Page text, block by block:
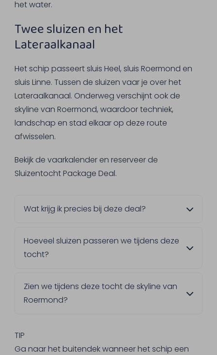
het water.
Twee sluizen en het
Lateraalkanaal
Het schip passeert sluis Heel, sluis Roermond en
sluis Linne. Tussen de sluizen vaar je over het
Lateraalkanaal. Onderweg verschijnt ook de
skyline van Roermond, waardoor techniek,
landschap en stad elkaar op deze route
afwisselen.
Bekijk de vaarkalender en reserveer de
Sluizentocht Package Deal.
Wat krijg ik precies bij deze deal?
broodje kroket, en de keuze tussen
Limburgse vlaai of bittergarnituur. Ook koffie
consumpties naar keuze, horen erbij.
Hoeveel sluizen passeren we tijdens deze
tocht?
graag meer over hoe dit precies in zijn werk
gaat.
Zien we tijdens deze tocht de skyline van
Roermond?
vaart langs het waterfront met zicht op de
Natalinitoren en de Christoffelkathedraal.
TIP
Ga naar het buitendek wanneer het schip een